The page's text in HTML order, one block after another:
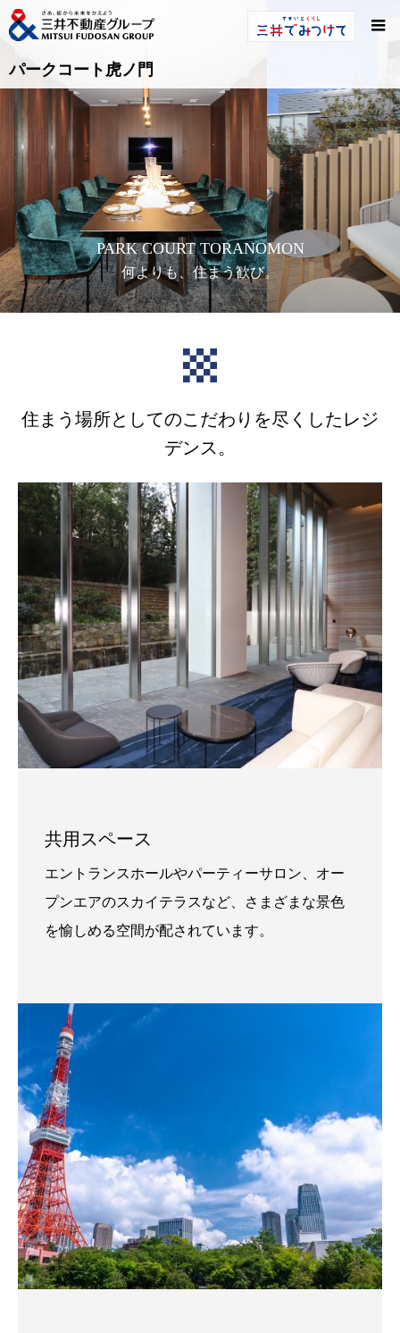
パークコート虎ノ門
PARK COURT TORANOMON
何よりも、住まう歓び。
住まう場所としてのこだわりを尽くしたレジ
デンス。
共用スペース
エントランスホールやパーティーサロン、オー
プンエアのスカイテラスなど、さまざまな景色
を愉しめる空間が配されています。